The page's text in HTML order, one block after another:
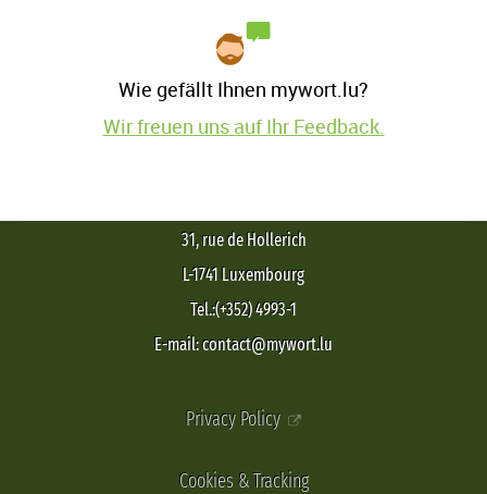
Wie gefällt Ihnen mywort.lu?
Wir freuen uns auf Ihr Feedback.
31, rue de Hollerich
L-1741 Luxembourg
Tel.:(+352) 4993-1
E-mail: contact@mywort.lu
Privacy Policy
Cookies & Tracking